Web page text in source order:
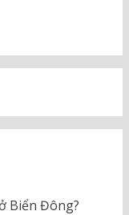
Biển Đông?